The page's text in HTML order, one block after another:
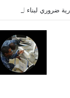
ضروري لبناء العضلات؟